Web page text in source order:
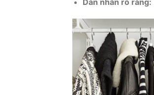
Dán nhãn rõ ràng: